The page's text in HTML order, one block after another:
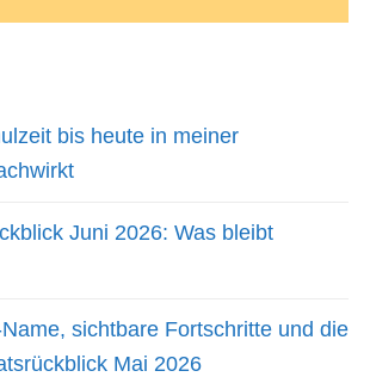
bis heute in meiner
Juni 2026: Was bleibt
sichtbare Fortschritte und die
Mai 2026